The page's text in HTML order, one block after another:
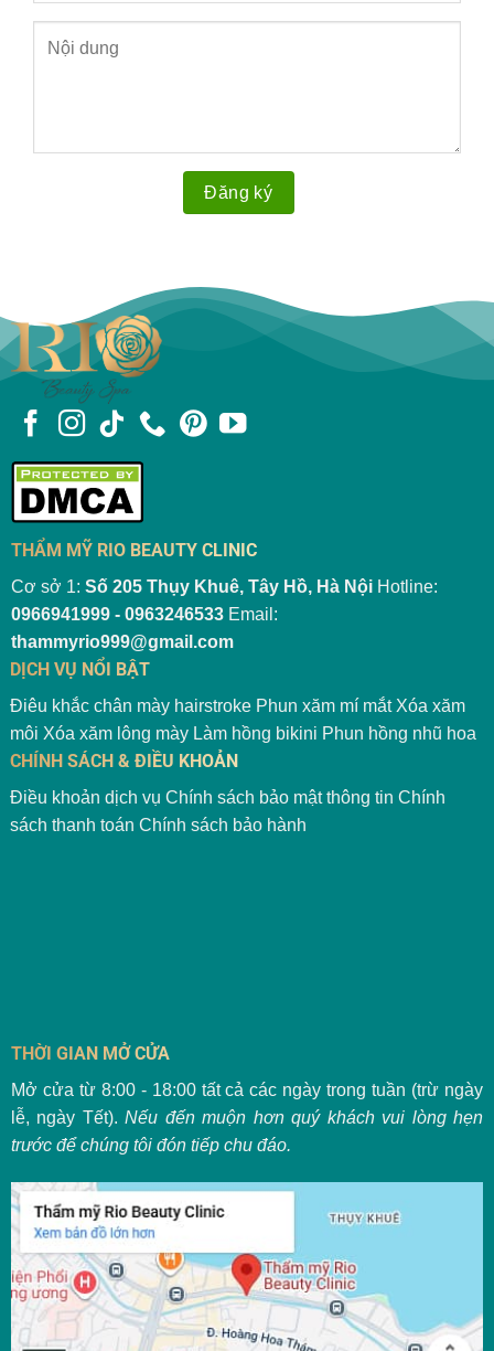
THẨM MỸ RIO BEAUTY CLINIC
Cơ sở 1: Số 205 Thụy Khuê, Tây Hồ, Hà NộiHotline:
0966941999 - 0963246533Email:
thammyrio999@gmail.com
DỊCH VỤ NỔI BẬT
Điêu khắc chân mày hairstroke Phun xăm mí mắt Xóa xăm
môi Xóa xăm lông mày Làm hồng bikini Phun hồng nhũ hoa
CHÍNH SÁCH & ĐIỀU KHOẢN
Điều khoản dịch vụ Chính sách bảo mật thông tin Chính
sách thanh toán Chính sách bảo hành
THỜI GIAN MỞ CỬA
Mở cửa từ 8:00 - 18:00 tất cả các ngày trong tuần (trừ ngày
lễ, ngày Tết).Nếu đến muộn hơn quý khách vui lòng hẹn
trước để chúng tôi đón tiếp chu đáo.